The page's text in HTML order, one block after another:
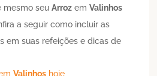
mesmo seuArroz emValinhos
a seguir como incluir as
em suas refeições e dicas de
Valinhos hoje